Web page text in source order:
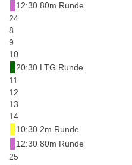
12:30 80m Runde
24
8
9
10
20:30 LTG Runde
11
12
13
14
10:30 2m Runde
12:30 80m Runde
25